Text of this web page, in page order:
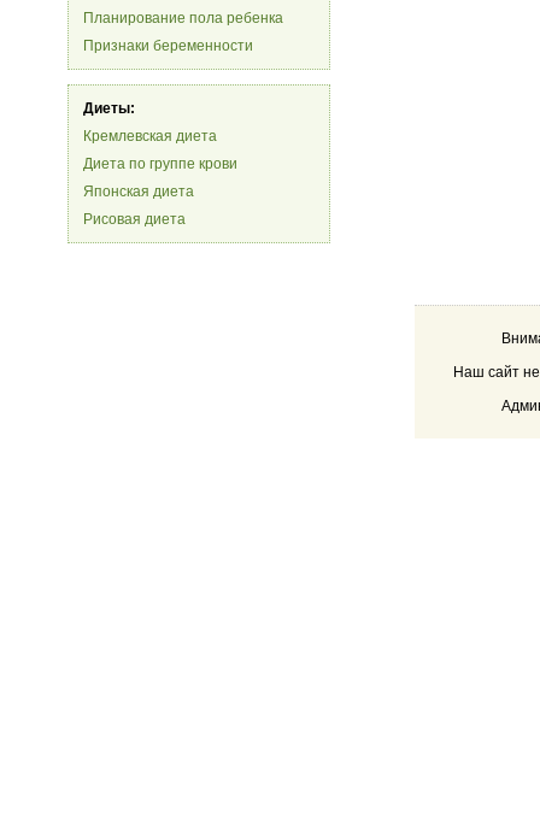
Планирование пола ребенка
Признаки беременности
Диеты:
Кремлевская диета
Диета по группе крови
Японская диета
Рисовая диета
Наш сайт